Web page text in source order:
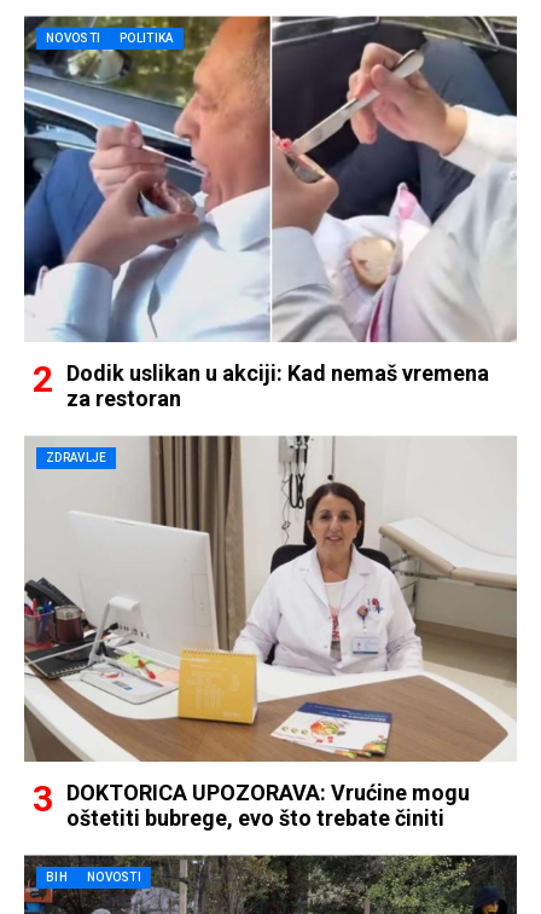
NOVOSTI POLITIKA
Dodik uslikan u akciji: Kad nemaš vremena
za restoran
ZDRAVLJE
DOKTORICA UPOZORAVA: Vrućine mogu
oštetiti bubrege, evo što trebate činiti
BIH NOVOSTI